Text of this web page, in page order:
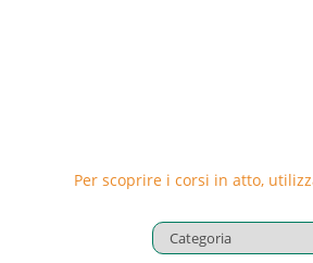
Per scoprire i corsi in atto,